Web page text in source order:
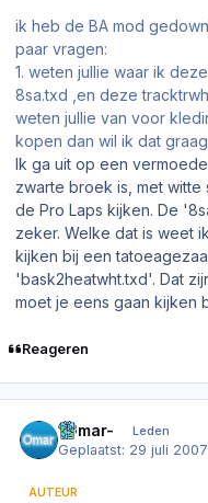
ik heb de BA mod
paar vragen:
1. weten jullie waar ik
8sa.txd ,en deze
weten jullie van voor
kopen dan wil ik dat
Ik ga uit op een
zwarte broek is, met
de Pro Laps kijken. De
zeker. Welke dat is weet
kijken bij een
'bask2heatwht.txd'. Dat
moet je eens gaan kijken
Reageren
-Omar- Leden
Geplaatst: 29 juli 2007
AUTEUR